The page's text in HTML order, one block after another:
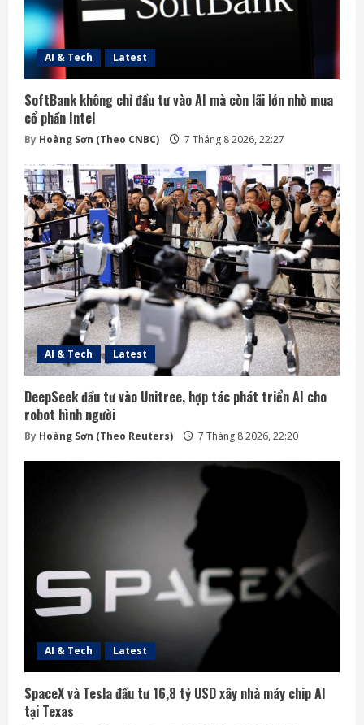
AI & Tech Latest
SoftBank không chỉ đầu tư vào AI mà còn lãi lớn nhờ mua
cổ phần Intel
By Hoàng Sơn (Theo CNBC) 7 Tháng 8 2026, 22:27
AI & Tech Latest
DeepSeek đầu tư vào Unitree, hợp tác phát triển AI cho
robot hình người
By Hoàng Sơn (Theo Reuters) 7 Tháng 8 2026, 22:20
AI & Tech Latest
SpaceX và Tesla đầu tư 16,8 tỷ USD xây nhà máy chip AI
tại Texas